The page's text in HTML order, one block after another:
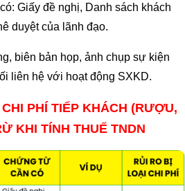
Giấy đề nghị, Danh sách khách
duyệt của lãnh đạo.
biên bản họp, ảnh chụp sự kiện
liên hệ với hoạt động SXKD.
PHÍ TIẾP KHÁCH (RƯỢU,
KHI TÍNH THUẾ TNDN